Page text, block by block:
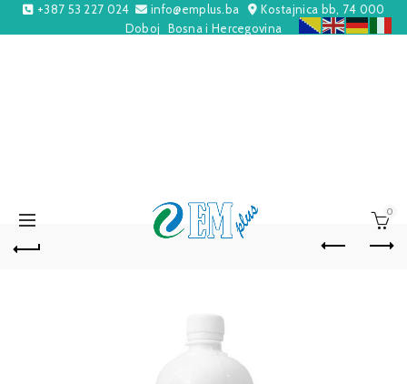
+387 53 227 024 info@emplus.ba
Kostajnica bb, 74 000
Doboj
Bosna i Hercegovina
0